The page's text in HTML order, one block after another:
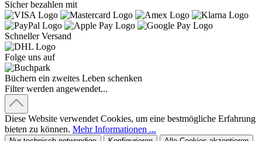
Sicher bezahlen mit
Schneller Versand
Folge uns auf
Büchern ein zweites Leben schenken
Filter werden angewendet...
Diese Website verwendet Cookies, um eine bestmögliche Erfahrung
bieten zu können. Mehr Informationen ...
Nur technisch notwendige Konfigurieren Alle Cookies akzeptieren